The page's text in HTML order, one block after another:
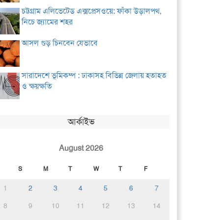
চট্টগ্রাম এলিভেটেড এক্সপ্রেসওয়ে: ফাঁকা উড়ালপথ,
নিচে জ্যামের শহর
আসল গুড় চিনবেন যেভাবে
সারাদেশে ভূমিকম্প : ঢাকাসহ বিভিন্ন জেলায় হতাহত
ও ক্ষয়ক্ষতি
আর্কাইভ
August 2026
S M T W T F
1 2 3 4 5 6
7
8
9 10 11 12 13
14